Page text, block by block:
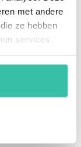
met andere
ze hebben
services.